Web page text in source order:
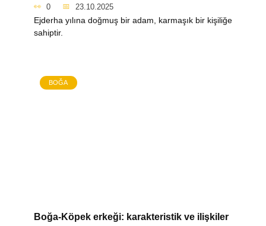
0 23.10.2025
Ejderha yılına doğmuş bir adam, karmaşık bir kişiliğe
sahiptir.
BOĞA
Boğa-Köpek erkeği: karakteristik ve ilişkiler